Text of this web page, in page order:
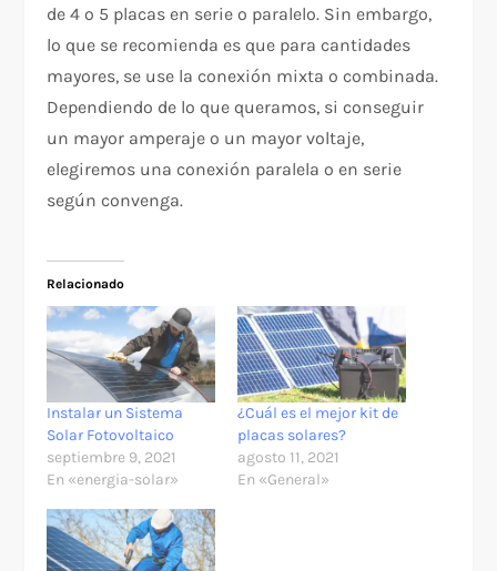
de 4 o 5 placas en serie o paralelo. Sin embargo,
lo que se recomienda es que para cantidades
mayores, se use la conexión mixta o combinada.
Dependiendo de lo que queramos, si conseguir
un mayor amperaje o un mayor voltaje,
elegiremos una conexión paralela o en serie
según convenga.
Relacionado
Instalar un Sistema
Solar Fotovoltaico
septiembre 9, 2021
En «energia-solar»
¿Cuál es el mejor kit de
placas solares?
agosto 11, 2021
En «General»